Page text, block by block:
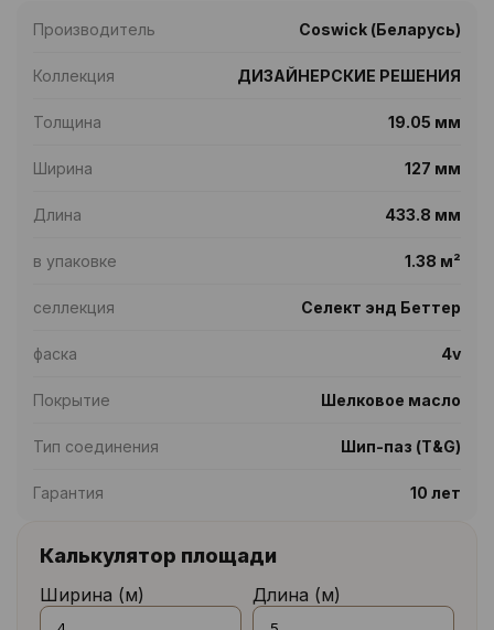
Производитель Coswick (Беларусь)
Коллекция ДИЗАЙНЕРСКИЕ РЕШЕНИЯ
Толщина 19.05 мм
Ширина 127 мм
Длина 433.8 мм
в упаковке 1.38 м²
селлекция Селект энд Беттер
фаска 4v
Покрытие Шелковое масло
Тип соединения Шип-паз (T&G)
Гарантия 10 лет
Калькулятор площади
Ширина (м) Длина (м)